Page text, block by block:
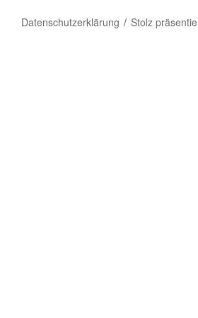
Datenschutzerklärung Stolz